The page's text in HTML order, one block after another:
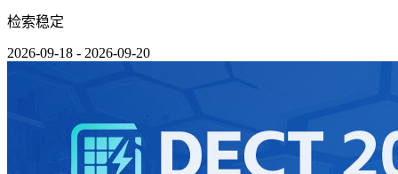
检索稳定
2026-09-18 - 2026-09-20